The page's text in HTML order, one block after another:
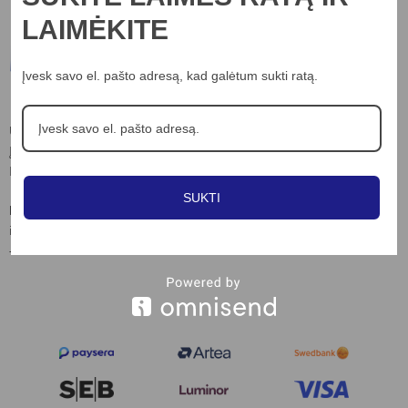
UAB “Nord lights”
Įm.k. 306703898
info@nordlights.lt
+370 615 90769
Informacija
Kontaktai
Privatumo poltika
LAIMĖKITE
Įvesk savo el. pašto adresą, kad galėtum sukti ratą.
SUKTI